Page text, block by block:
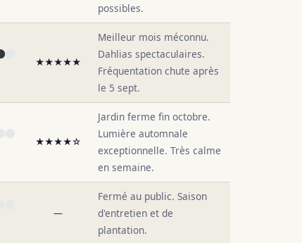
possibles.
★★★★★
Meilleur mois méconnu.
Dahlias spectaculaires.
Fréquentation chute après
le 5 sept.
★★★★☆
Jardin ferme fin octobre.
Lumière automnale
exceptionnelle. Très calme
en semaine.
—
Fermé au public. Saison
d'entretien et de
plantation.